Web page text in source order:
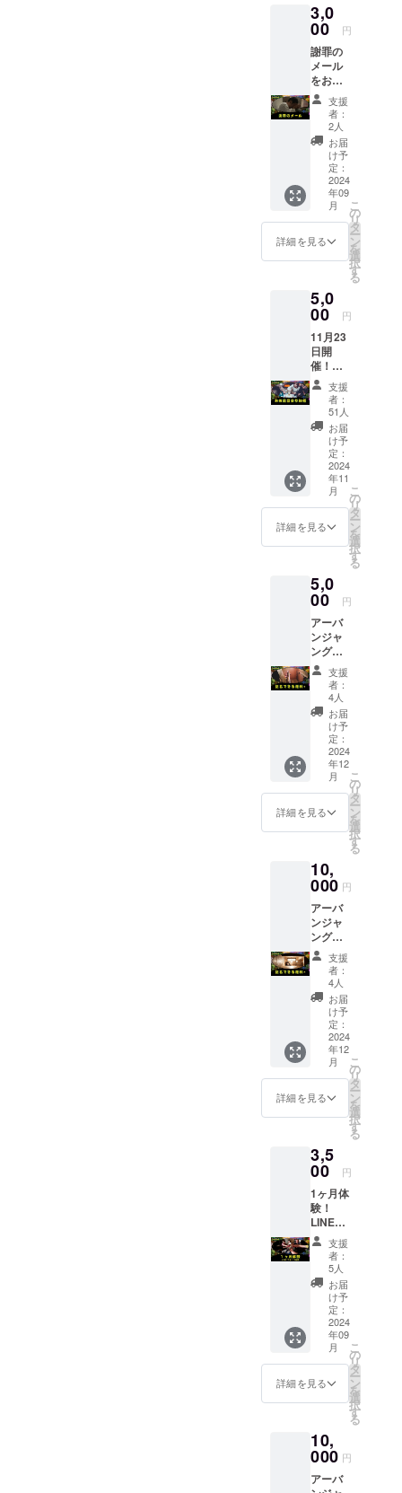
になる
力作業
と単純
作業が
得意で
す。 リ
モコン
と一緒
に写真
を撮る
と興奮
しま
す。 ※
公序良
俗に反
する内
容、法
どはお
受けで
きませ
ん。 ※
備考欄
に名前
を記入
してく
ださ
い。 ＊
有効期
限：
2026年
12月末
のお片
付けを
やりま
す 対象
範囲や
期間な
ど、そ
の他詳
細につ
いては
メール
にてご
案内致
します
＊有効
期限：
2024年
3,0
00 円
謝罪の
メール
をお送
りしま
す。
CAMPF
IREメッ
セージ
にて謝
罪の
メール
をお送
り致し
ます
支援
者：
2人
お届
け予
定：
2024
年09
月
詳細を見る
こ
の
リ
タ
ー
ン
を
選
択
す
る
5,0
00 円
11月23
日開
催！
アーバ
ンジャ
ングル
お披露
目会に
参加で
きる権
利 アー
バン
ジャン
グルの
お披露
目会に
きます
開催時
間、
アーバ
ンジャ
ングル
の住所
は別途
メール
にてご
案内さ
せて頂
きま
す。
支援
者：
51人
お届
け予
定：
2024
年11
月
詳細を見る
こ
の
リ
タ
ー
ン
を
選
択
す
る
5,0
00 円
アーバ
ンジャ
ングル
のどこ
かに自
ら記名
(小)でき
る権利
アーバ
ンジャ
ングル
の屋内
どこか
に最大
5cm四
方であ
お名前
をマッ
キーで
記載で
きます
＊記載
有効期
限：
2024年
12月末
支援
者：
4人
お届
け予
定：
2024
年12
月
詳細を見る
こ
の
リ
タ
ー
ン
を
選
択
す
る
10,
000 円
アーバ
ンジャ
ングル
のどこ
かに自
ら記名
(大)でき
る権利
アーバ
ンジャ
ングル
の屋内
どこか
に最大
15cm四
方であ
お名前
をマッ
キーで
記載で
きます
＊記載
有効期
限：
2024年
12月末
支援
者：
4人
お届
け予
定：
2024
年12
月
詳細を見る
こ
の
リ
タ
ー
ン
を
選
択
す
る
3,5
00 円
1ヶ月体
験！
LINEグ
ループ
住民
アーバ
ンジャ
ングル
の住民
LINEグ
ループ
に1ヶ月
間ご招
待。 密
林都市
の様子
しみく
ださい
＊備考
欄に
支援
者：
5人
お届
け予
定：
2024
年09
月
詳細を見る
こ
の
リ
タ
ー
ン
を
選
択
す
る
10,
000 円
アーバ